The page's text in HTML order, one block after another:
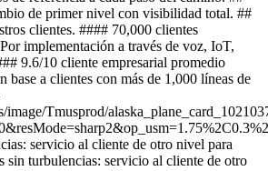
de primer nivel con visibilidad total. ##
clientes. #### 70,000 clientes
implementación a través de voz, IoT,
9.6/10 cliente empresarial promedio
base a clientes con más de 1,000 líneas de
image/Tmusprod/
servicio al cliente de otro nivel para
turbulencias: servicio al cliente de otro